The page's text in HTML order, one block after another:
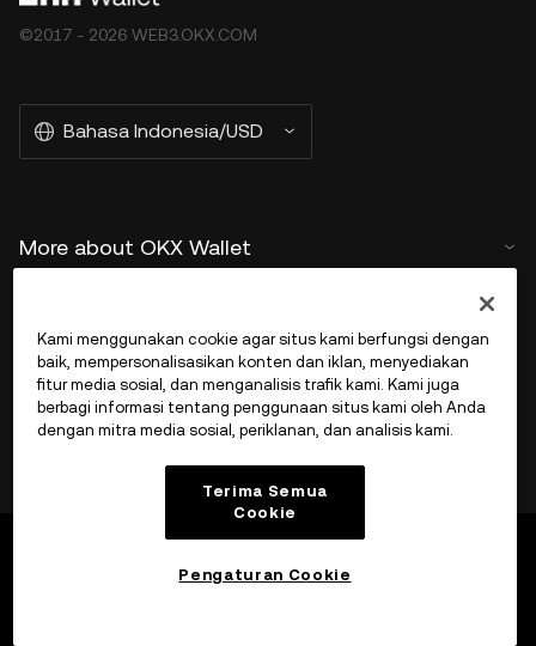
©2017 - 2026 WEB3.OKX.COM
Bahasa Indonesia/USD
More about OKX Wallet
Dukungan
Kami menggunakan cookie agar situs kami berfungsi dengan
baik, mempersonalisasikan konten dan iklan, menyediakan
fitur media sosial, dan menganalisis trafik kami. Kami juga
berbagi informasi tentang penggunaan situs kami oleh Anda
dengan mitra media sosial, periklanan, dan analisis kami.
Terima Semua
Cookie
Pengaturan Cookie